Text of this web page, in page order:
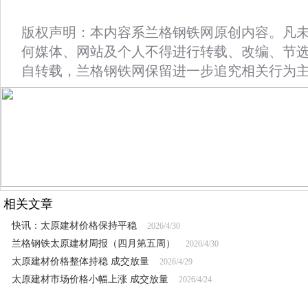
版权声明：本内容系兰格钢铁网原创内容。凡
何媒体、网站及个人不得进行转载、改编、节
自转载，兰格钢铁网保留进一步追究相关行为
相关文章
快讯：太原建材价格保持平稳 2026/4/30
兰格钢铁太原建材周报（四月第五周） 2026/4/30
太原建材价格整体持稳 成交放量 2026/4/29
太原建材市场价格小幅上涨 成交放量 2026/4/24